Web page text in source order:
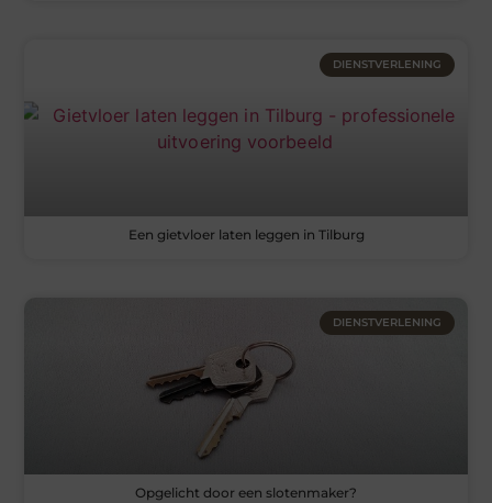
DIENSTVERLENING
Een gietvloer laten leggen in Tilburg
DIENSTVERLENING
Opgelicht door een slotenmaker?